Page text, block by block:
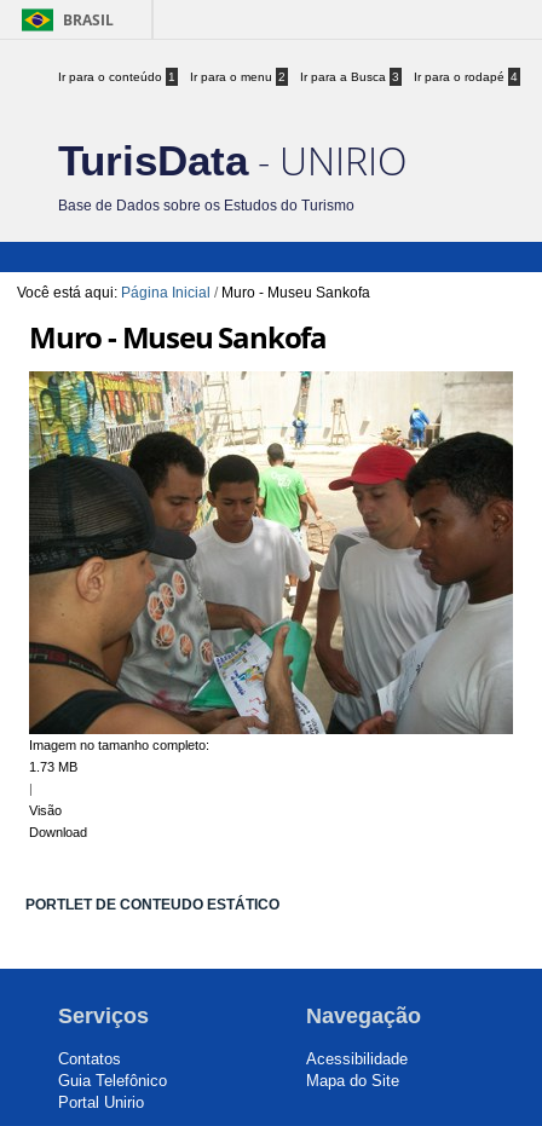
BRASIL
Ir para o conteúdo 1 Ir para o menu 2 Ir para a Busca 3 Ir para o rodapé 4
TurisData- UNIRIO
Base de Dados sobre os Estudos do Turismo
Você está aqui: Página Inicial / Muro - Museu Sankofa
Muro - Museu Sankofa
Imagem no tamanho completo:
1.73 MB
|
Visão
Download
PORTLET DE CONTEUDO ESTÁTICO
Serviços
Contatos
Guia Telefônico
Portal Unirio
Navegação
Acessibilidade
Mapa do Site